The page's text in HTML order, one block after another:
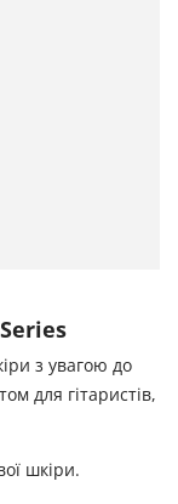
з увагою до
для гітаристів,
шкіри.